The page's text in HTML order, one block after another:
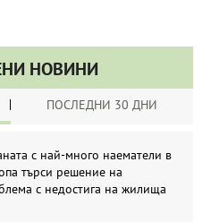
НОВИНИ
ПОСЛЕДНИ 30 ДНИ
с най-много наематели в
търси решение на
с недостига на жилища